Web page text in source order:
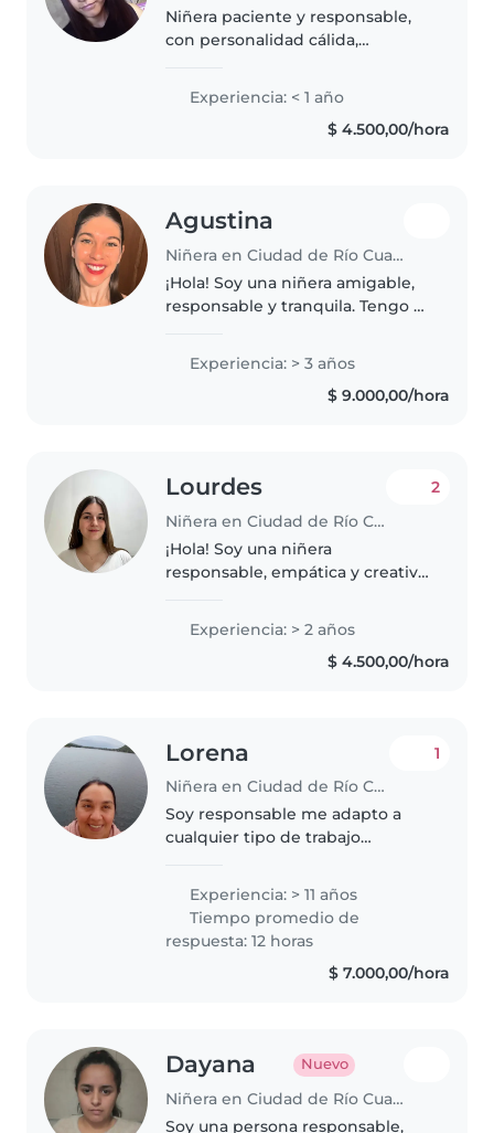
Niñera paciente y responsable,
con personalidad cálida,
diseñar juegos y actividades
creativas que permiten a los
niños aprender mientras se
Experiencia: < 1 año
$ 4.500,00/hora
Agustina
Niñera en Ciudad de Río Cuarto
¡Hola! Soy una niñera amigable,
responsable y tranquila. Tengo 3
bebés, niños pequeños y niños
en edad preescolar. Soy
profesora de Edcación Inicial y..
Experiencia: > 3 años
$ 9.000,00/hora
Lourdes
Niñera en Ciudad de Río Cuarto
2
¡Hola! Soy una niñera
responsable, empática y creativa
encanta jugar y estoy cómoda
cocinando y ayudando con
Experiencia: > 2 años
$ 4.500,00/hora
Lorena
Niñera en Ciudad de Río Cuarto
1
Soy responsable me adapto a
cualquier tipo de trabajo
flexible tengo disponibilidad
horaria fulltime y cuido niños
como si fuesen míos
Experiencia: > 11 años
Tiempo promedio de
respuesta: 12 horas
$ 7.000,00/hora
Dayana Nuevo
Niñera en Ciudad de Río Cuarto
Soy una persona responsable,